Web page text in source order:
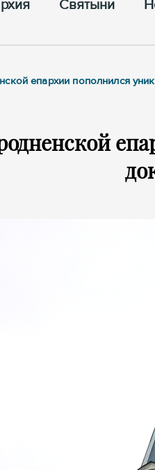
Cвятыни
епархии пополнился